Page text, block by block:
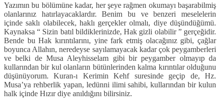
Yazımın bu bölümüne kadar, her şeye rağmen okumayı başarabilmiş
olanlarınız hatırlayacaklardır. Benim bu ve benzeri meselelerin
içinde saklı olabilecek, haklı gerçekler olmalı, diye düşündüğümü.
Kaynaksa “ Sizin batıl bildiklerinizde, Hak gizli olabilir ” gerçeğidir.
Bende bu Hak kırıntılarını, yine fark etmiş olacağınız gibi, çağlar
boyunca Allahın, neredeyse sayılamayacak kadar çok peygamberleri
ve belki de Musa Aleyhisselam gibi bir peygamber olmayıp da
kullarından bir kul olanların bütünlerinden kalma kırıntılar olduğunu
düşünüyorum. Kuran-ı Kerimin Kehf suresinde geçip de, Hz.
Musa’ya rehberlik yapan, ledünni ilimi sahibi, kullarından bir kulun
halk içinde Hızır diye anıldığını bilirsiniz.